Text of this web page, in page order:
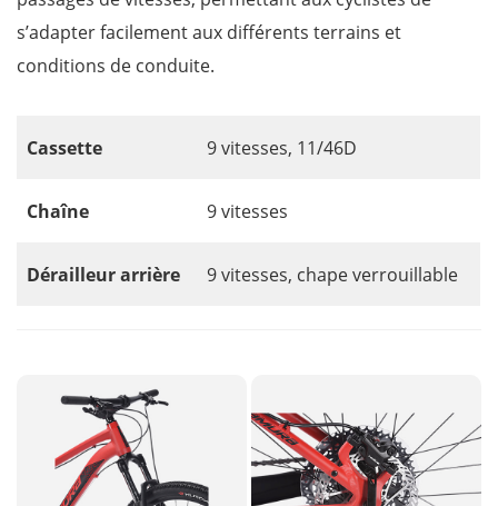
s’adapter facilement aux différents terrains et
conditions de conduite.
Cassette 9 vitesses, 11/46D
Chaîne 9 vitesses
Dérailleur arrière 9 vitesses, chape verrouillable